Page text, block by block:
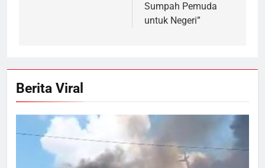
Sumpah Pemuda
untuk Negeri”
Berita Viral